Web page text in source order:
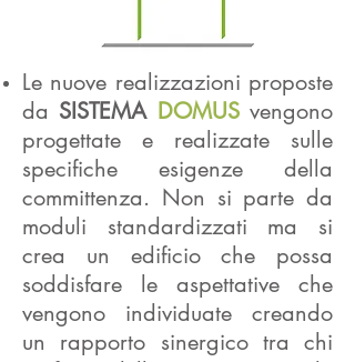
Le nuove realizzazioni proposte
da SISTEMA DOMUSvengono
progettate e realizzate sulle
specifiche esigenze della
committenza. Non si parte da
moduli standardizzati ma si
crea un edificio che possa
soddisfare le aspettative che
vengono individuate creando
un rapporto sinergico tra chi